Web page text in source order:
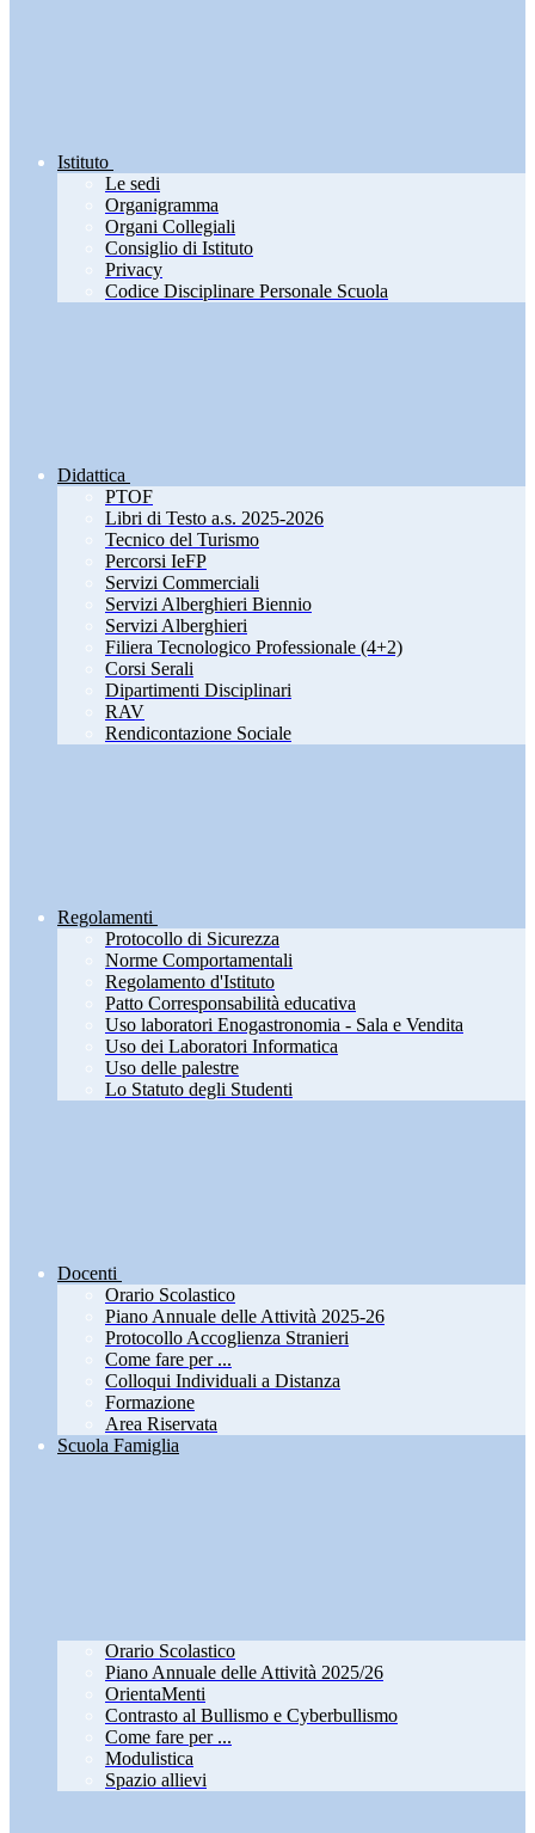
Istituto
Le sedi
Organigramma
Organi Collegiali
Consiglio di Istituto
Privacy
Codice Disciplinare Personale Scuola
Didattica
PTOF
Libri di Testo a.s. 2025-2026
Tecnico del Turismo
Percorsi IeFP
Servizi Commerciali
Servizi Alberghieri Biennio
Servizi Alberghieri
Filiera Tecnologico Professionale (4+2)
Corsi Serali
Dipartimenti Disciplinari
RAV
Rendicontazione Sociale
Regolamenti
Protocollo di Sicurezza
Norme Comportamentali
Regolamento d'Istituto
Patto Corresponsabilità educativa
Uso laboratori Enogastronomia - Sala e Vendita
Uso dei Laboratori Informatica
Uso delle palestre
Lo Statuto degli Studenti
Docenti
Orario Scolastico
Piano Annuale delle Attività 2025-26
Protocollo Accoglienza Stranieri
Come fare per ...
Colloqui Individuali a Distanza
Formazione
Area Riservata
Scuola Famiglia
Orario Scolastico
Piano Annuale delle Attività 2025/26
OrientaMenti
Contrasto al Bullismo e Cyberbullismo
Come fare per ...
Modulistica
Spazio allievi